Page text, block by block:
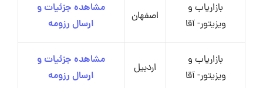
بازاریاب و
ویزیتور- آقا
اصفهان
مشاهده جزئیات و
ارسال رزومه
بازاریاب و
ویزیتور- آقا
اردبیل
مشاهده جزئیات و
ارسال رزومه